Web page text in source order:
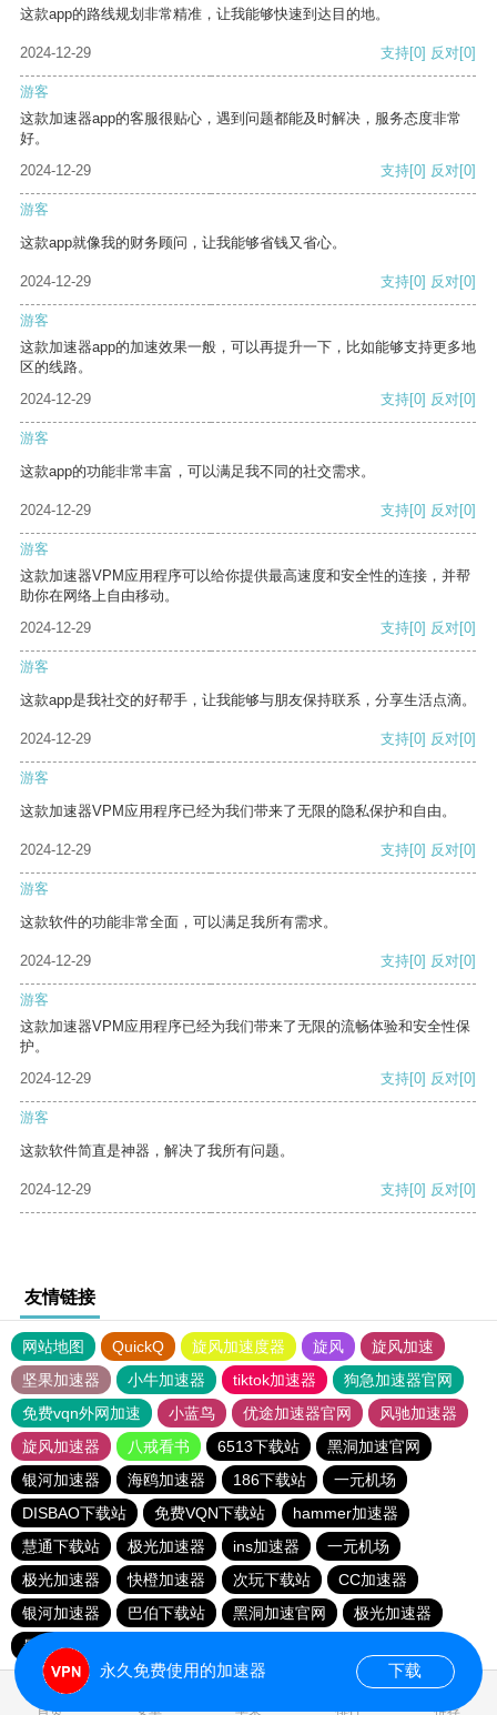
这款app的路线规划非常精准，让我能够快速到达目的地。
2024-12-29 支持[0] 反对[0]
游客
这款加速器app的客服很贴心，遇到问题都能及时解决，服务态度非常
好。
2024-12-29
支持[0] 反对[0]
游客
这款app就像我的财务顾问，让我能够省钱又省心。
2024-12-29 支持[0] 反对[0]
游客
这款加速器app的加速效果一般，可以再提升一下，比如能够支持更多地
区的线路。
2024-12-29
支持[0] 反对[0]
游客
这款app的功能非常丰富，可以满足我不同的社交需求。
2024-12-29 支持[0] 反对[0]
游客
这款加速器VPM应用程序可以给你提供最高速度和安全性的连接，并帮
助你在网络上自由移动。
2024-12-29
支持[0] 反对[0]
游客
这款app是我社交的好帮手，让我能够与朋友保持联系，分享生活点滴。
2024-12-29 支持[0] 反对[0]
游客
这款加速器VPM应用程序已经为我们带来了无限的隐私保护和自由。
2024-12-29 支持[0] 反对[0]
游客
这款软件的功能非常全面，可以满足我所有需求。
2024-12-29 支持[0] 反对[0]
游客
这款加速器VPM应用程序已经为我们带来了无限的流畅体验和安全性保
护。
2024-12-29
支持[0] 反对[0]
游客
这款软件简直是神器，解决了我所有问题。
2024-12-29 支持[0] 反对[0]
友情链接
网站地图 QuickQ 旋风加速度器 旋风
旋风加速
坚果加速器
小牛加速器 tiktok加速器
狗急加速器官网
免费vqn外网加速
小蓝鸟 优途加速器官网
风驰加速器
旋风加速器
八戒看书 6513下载站
黑洞加速官网
银河加速器
海鸥加速器 186下载站
一元机场
DISBAO下载站
免费VQN下载站
hammer加速器
慧通下载站
极光加速器 ins加速器
一元机场
极光加速器
快橙加速器 次玩下载站
CC加速器
银河加速器
巴伯下载站 黑洞加速官网
极光加速器
暴雪vp
首页 安卓 苹果 排行 推荐
永久免费使用的加速器 下载
0.161149s